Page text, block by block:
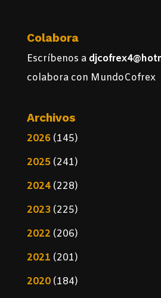
Colabora
Escríbenos a
colabora con MundoCofrex
Archivos
2026(145)
2025(241)
2024(228)
2023(225)
2022 (206)
2021 (201)
2020(184)